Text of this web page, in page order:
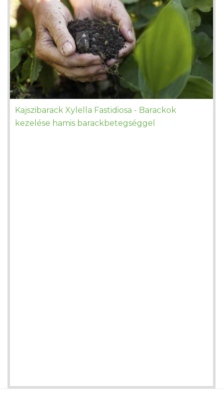
Kajszibarack Xylella Fastidiosa - Barackok
kezelése hamis barackbetegséggel